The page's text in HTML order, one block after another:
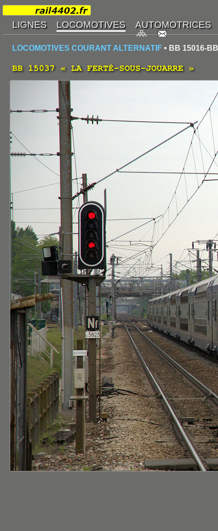
LOCOMOTIVES COURANT ALTERNATIF • BB 15016-
BB 15037 « LA FERTÉ-SOUS-JOUARRE »